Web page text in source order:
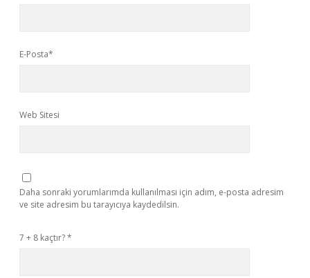
E-Posta*
Web Sitesi
Daha sonraki yorumlarımda kullanılması için adım, e-posta adresim
ve site adresim bu tarayıcıya kaydedilsin.
7 + 8 kaçtır?*